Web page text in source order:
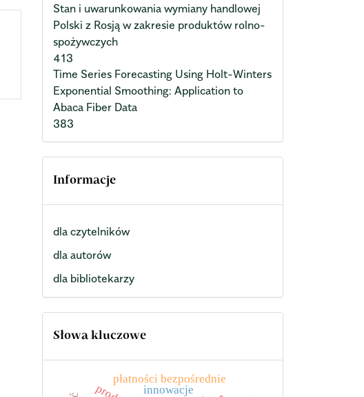
Stan i uwarunkowania wymiany handlowej
Polski z Rosją w zakresie produktów rolno-
spożywczych
413
Time Series Forecasting Using Holt-Winters
Exponential Smoothing: Application to
Abaca Fiber Data
383
Informacje
dla czytelników
dla autorów
dla bibliotekarzy
Słowa kluczowe
płatności bezpośrednie
innowacje